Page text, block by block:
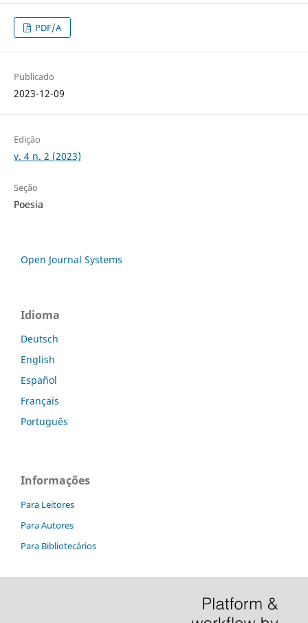
PDF/A
Publicado
2023-12-09
Edição
v. 4 n. 2 (2023)
Seção
Poesia
Open Journal Systems
Idioma
Deutsch
English
Español
Français
Português
Informações
Para Leitores
Para Autores
Para Bibliotecários